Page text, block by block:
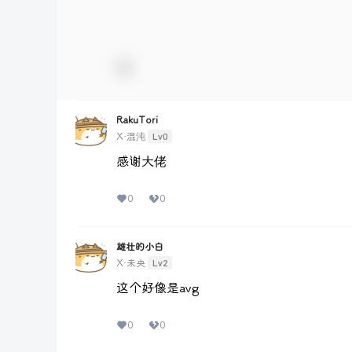
RakuTori
X·混沌
Lv0
感谢大佬
0 0
雄壮的小白
X·未央
Lv2
这个好像是avg
0 0